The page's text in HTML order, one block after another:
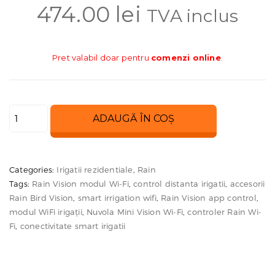
474.00 lei TVA inclus
Pret valabil doar pentru comenzi online.
Cantitate
Vision
–
Wi-
Fi
ADAUGĂ ÎN COȘ
Categories: Irigatii rezidentiale
Rain
Tags: Rain Vision modul Wi-Fi,control distanta irigatii accesorii
Rain Bird Vision smart irrigation wifi, Rain Vision app control
modul WiFi irigații, Nuvola Mini Vision Wi-Fi ,controler Rain Wi-
Fi conectivitate smart irigatii